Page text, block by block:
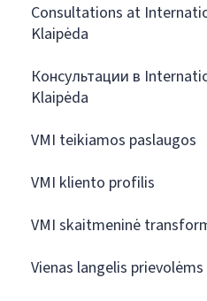
Consultations at
Klaipėda
Консультации в
Klaipėda
VMI teikiamos paslaugos
VMI kliento profilis
VMI skaitmeninė
Vienas langelis